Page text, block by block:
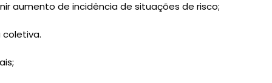
aumento de incidência de situações de risco;